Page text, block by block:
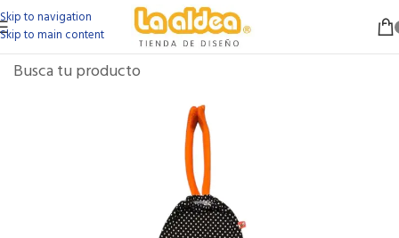
Skip to navigation
Skip to main content